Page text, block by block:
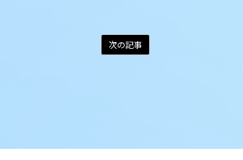
次の記事